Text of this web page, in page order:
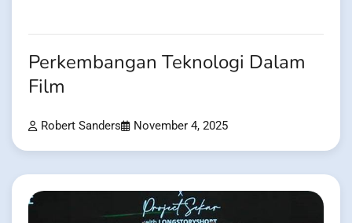
Perkembangan Teknologi Dalam
Film
Robert Sanders November 4, 2025